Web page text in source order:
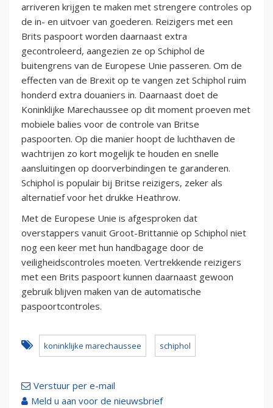
arriveren krijgen te maken met strengere controles op
de in- en uitvoer van goederen. Reizigers met een
Brits paspoort worden daarnaast extra
gecontroleerd, aangezien ze op Schiphol de
buitengrens van de Europese Unie passeren. Om de
effecten van de Brexit op te vangen zet Schiphol ruim
honderd extra douaniers in. Daarnaast doet de
Koninklijke Marechaussee op dit moment proeven met
mobiele balies voor de controle van Britse
paspoorten. Op die manier hoopt de luchthaven de
wachtrijen zo kort mogelijk te houden en snelle
aansluitingen op doorverbindingen te garanderen.
Schiphol is populair bij Britse reizigers, zeker als
alternatief voor het drukke Heathrow.
Met de Europese Unie is afgesproken dat
overstappers vanuit Groot-Brittannië op Schiphol niet
nog een keer met hun handbagage door de
veiligheidscontroles moeten. Vertrekkende reizigers
met een Brits paspoort kunnen daarnaast gewoon
gebruik blijven maken van de automatische
paspoortcontroles.
koninklijke marechaussee schiphol
Verstuur per e-mail
Meld u aan voor de nieuwsbrief